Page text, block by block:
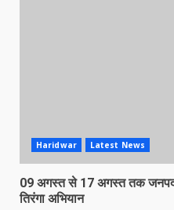
Haridwar Latest News
09 अगस्त से 17 अगस्त तक जनपद
तिरंगा अभियान